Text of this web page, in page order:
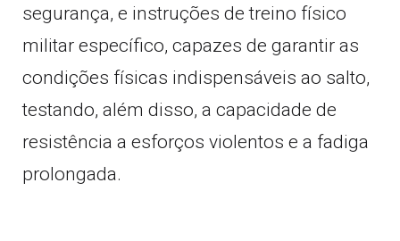
segurança, e instruções de treino físico
militar específico, capazes de garantir as
condições físicas indispensáveis ao salto,
testando, além disso, a capacidade de
resistência a esforços violentos e a fadiga
prolongada.